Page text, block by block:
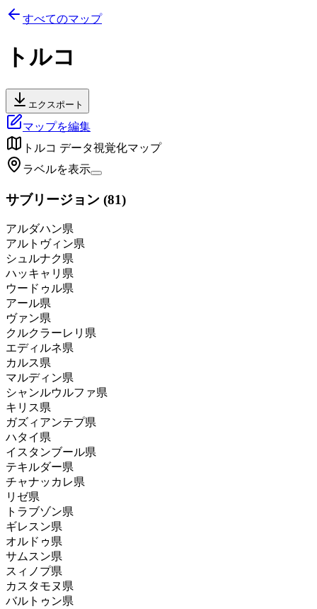
すべてのマップ
トルコ
エクスポート
マップを編集
トルコ データ視覚化マップ
ラベルを表示
サブリージョン (81)
アルダハン県
アルトヴィン県
シュルナク県
ハッキャリ県
ウードゥル県
アール県
ヴァン県
クルクラーレリ県
エディルネ県
カルス県
マルディン県
シャンルウルファ県
キリス県
ガズィアンテプ県
ハタイ県
イスタンブール県
テキルダー県
チャナッカレ県
リゼ県
トラブゾン県
ギレスン県
オルドゥ県
サムスン県
スィノプ県
カスタモヌ県
バルトゥン県